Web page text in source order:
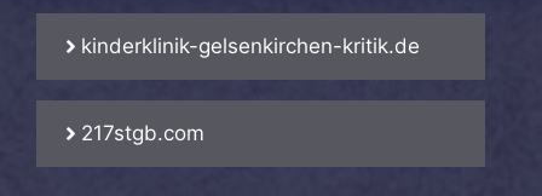
kinderklinik-gelsenkirchen-kritik.de
217stgb.com